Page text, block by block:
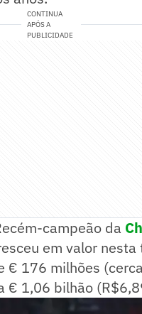
CONTINUA
APÓS A
PUBLICIDADE
campeão da
em valor
€ 176 milhões
€ 1,06 bilhão